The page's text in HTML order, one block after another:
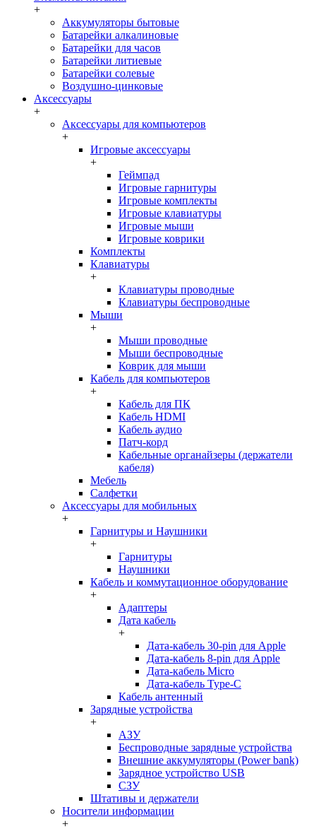
+
Аккумуляторы бытовые
Батарейки алкалиновые
Батарейки для часов
Батарейки литиевые
Батарейки солевые
Воздушно-цинковые
Аксессуары
+
Аксессуары для компьютеров
+
Игровые аксессуары
+
Геймпад
Игровые гарнитуры
Игровые комплекты
Игровые клавиатуры
Игровые мыши
Игровые коврики
Комплекты
Клавиатуры
+
Клавиатуры проводные
Клавиатуры беспроводные
Мыши
+
Мыши проводные
Мыши беспроводные
Коврик для мыши
Кабель для компьютеров
+
Кабель для ПК
Кабель HDMI
Кабель аудио
Патч-корд
Кабельные органайзеры (держатели
кабеля)
Мебель
Салфетки
Аксессуары для мобильных
+
Гарнитуры и Наушники
+
Гарнитуры
Наушники
Кабель и коммутационное оборудование
+
Адаптеры
Дата кабель
+
Дата-кабель 30-pin для Apple
Дата-кабель 8-pin для Apple
Дата-кабель Micro
Дата-кабель Type-C
Кабель антенный
Зарядные устройства
+
АЗУ
Беспроводные зарядные устройства
Внешние аккумуляторы (Power bank)
Зарядное устройство USB
СЗУ
Штативы и держатели
Носители информации
+